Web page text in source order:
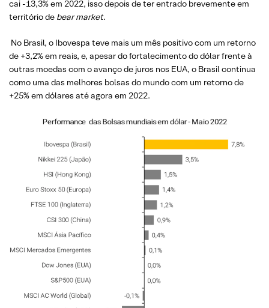
cai -13,3% em 2022, isso depois de ter entrado brevemente em
território de bear market.
No Brasil, o Ibovespa teve mais um mês positivo com um retorno
de +3,2% em reais, e, apesar do fortalecimento do dólar frente à
outras moedas com o avanço de juros nos EUA, o Brasil continua
como uma das melhores bolsas do mundo com um retorno de
+25% em dólares até agora em 2022.